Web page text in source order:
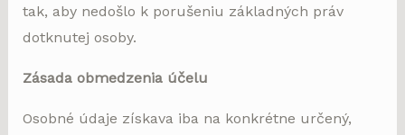
tak, aby nedošlo k porušeniu základných práv
dotknutej osoby.
Zásada obmedzenia účelu
Osobné údaje získava iba na konkrétne určený,